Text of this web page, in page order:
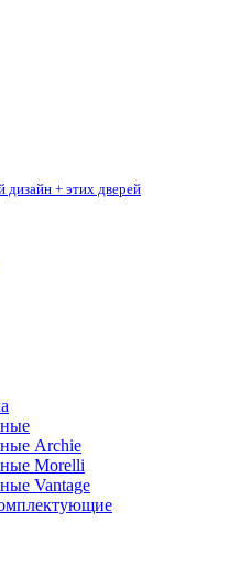
дизайн + этих дверей
Archie
Morelli
Vantage